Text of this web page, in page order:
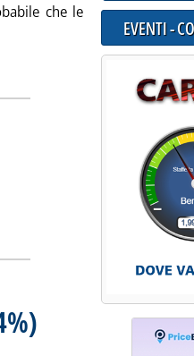
che le
DEI PREZZI
Prezzi e mercato Italia
venerdì 30 settembre 2005 alle 15.51.
EVENTI -